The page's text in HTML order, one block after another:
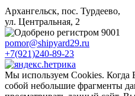
Архангельск, пос. Турдеево,
ул. Центральная, 2
pomor@shipyard29.ru
+7(921)240-89-23
Мы используем Cookies. Когда
собой небольшие фрагменты